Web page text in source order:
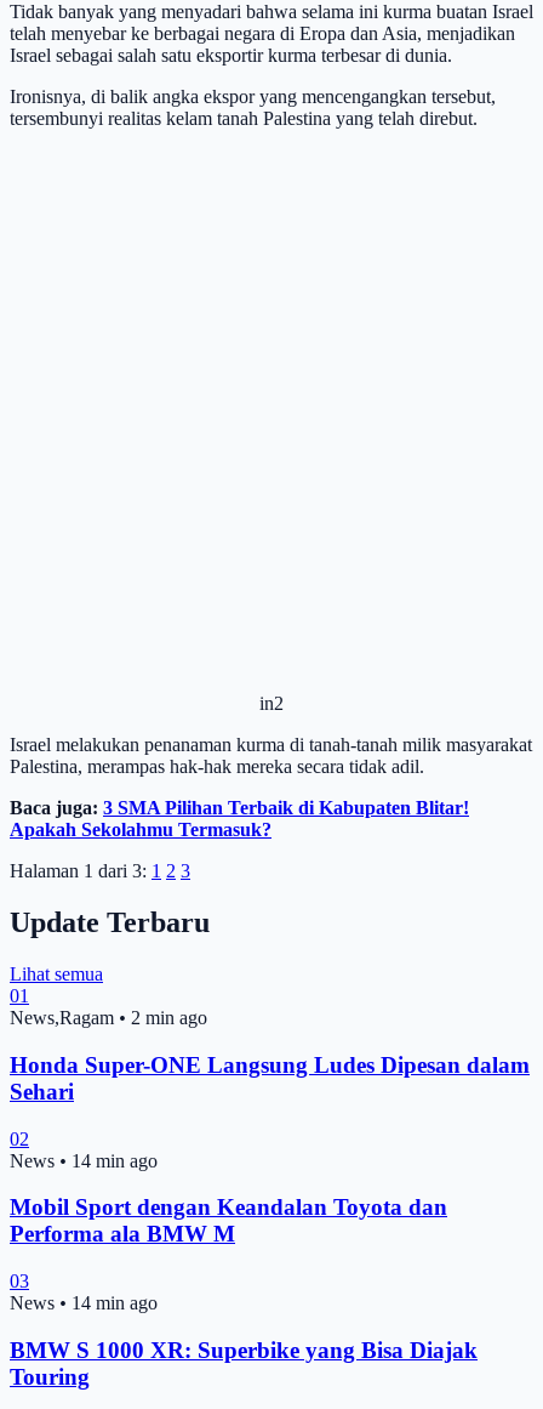
Tidak banyak yang menyadari bahwa selama ini kurma buatan Israel
telah menyebar ke berbagai negara di Eropa dan Asia, menjadikan
Israel sebagai salah satu eksportir kurma terbesar di dunia.
Ironisnya, di balik angka ekspor yang mencengangkan tersebut,
tersembunyi realitas kelam tanah Palestina yang telah direbut.
in2
Israel melakukan penanaman kurma di tanah-tanah milik masyarakat
Palestina, merampas hak-hak mereka secara tidak adil.
Baca juga: 3 SMA Pilihan Terbaik di Kabupaten Blitar!
Apakah Sekolahmu Termasuk?
Halaman 1 dari 3: 1 2 3
Update Terbaru
Lihat semua
01
News,Ragam • 2 min ago
Honda Super-ONE Langsung Ludes Dipesan dalam
Sehari
02
News • 14 min ago
Mobil Sport dengan Keandalan Toyota dan
Performa ala BMW M
03
News • 14 min ago
BMW S 1000 XR: Superbike yang Bisa Diajak
Touring